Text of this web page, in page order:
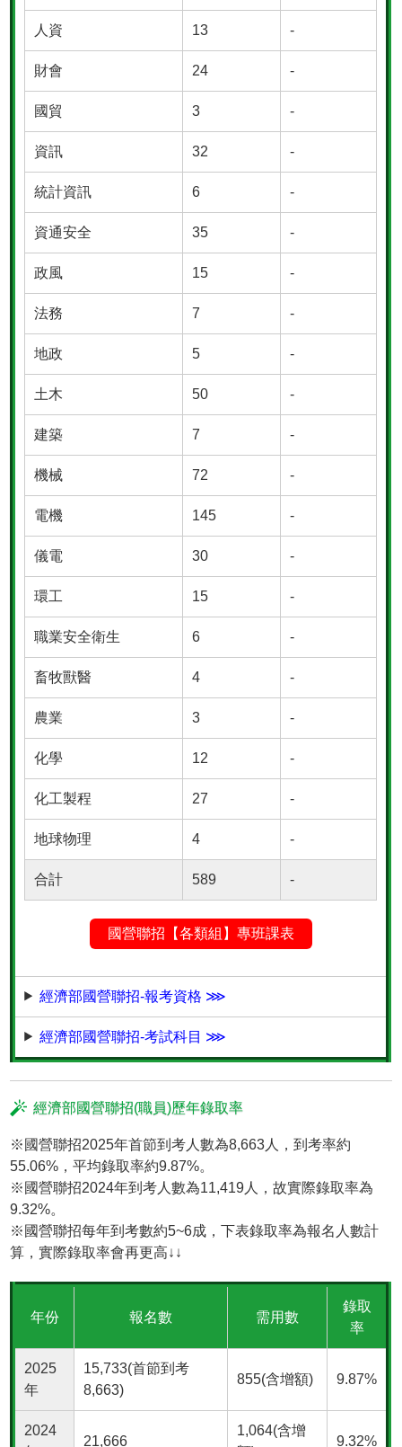
人資 13 -
財會 24 -
國貿 3 -
資訊 32 -
統計資訊 6 -
資通安全 35 -
政風 15 -
法務 7 -
地政 5 -
土木 50 -
建築 7 -
機械 72 -
電機 145 -
儀電 30 -
環工 15 -
職業安全衛生 6 -
畜牧獸醫 4 -
農業 3 -
化學 12 -
化工製程 27 -
地球物理 4 -
合計 589 -
國營聯招【各類組】專班課表
經濟部國營聯招-報考資格 ⋙
經濟部國營聯招-考試科目 ⋙
經濟部國營聯招(職員)歷年錄取率
※國營聯招2025年首節到考人數為8,663人，到考率約
55.06%，平均錄取率約9.87%。
※國營聯招2024年到考人數為11,419人，故實際錄取率為
9.32%。
※國營聯招每年到考數約5~6成，下表錄取率為報名人數計
算，實際錄取率會再更高↓↓
年份 報名數 需用數
錄取
率
2025
年
15,733(首節到考
8,663)
855(含增額) 9.87%
2024
21,666
1,064(含增
9.32%